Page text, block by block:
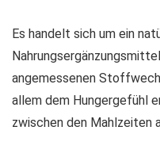
Es handelt sich um ein
angemessenen
allem dem Hungergefühl
zwischen den Mahlzeiten